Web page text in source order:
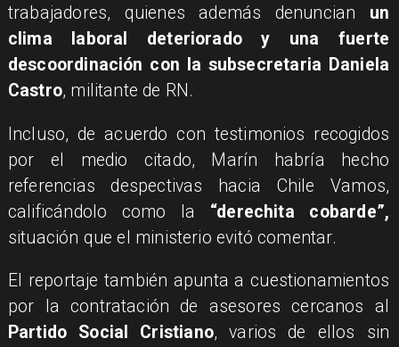
trabajadores, quienes además denuncian un
clima laboral deteriorado y una fuerte
descoordinación con la subsecretaria Daniela
Castro, militante de RN.
Incluso, de acuerdo con testimonios recogidos
por el medio citado, Marín habría hecho
referencias despectivas hacia Chile Vamos,
calificándolo como la “derechita cobarde”,
situación que el ministerio evitó comentar.
El reportaje también apunta a cuestionamientos
por la contratación de asesores cercanos al
Partido Social Cristiano, varios de ellos sin